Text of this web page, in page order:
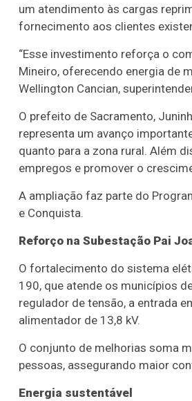
um atendimento às cargas
fornecimento aos clientes
“Esse investimento reforça o
Mineiro, oferecendo energia de
Wellington Cancian,
O prefeito de Sacramento,
representa um avanço
quanto para a zona rural. Além
empregos e promover o
A ampliação faz parte do
e Conquista.
Reforço na Subestação Pai
O fortalecimento do sistema
190, que atende os municípios
regulador de tensão, a entrada
alimentador de 13,8 kV.
O conjunto de melhorias soma
pessoas, assegurando maior
Energia sustentável